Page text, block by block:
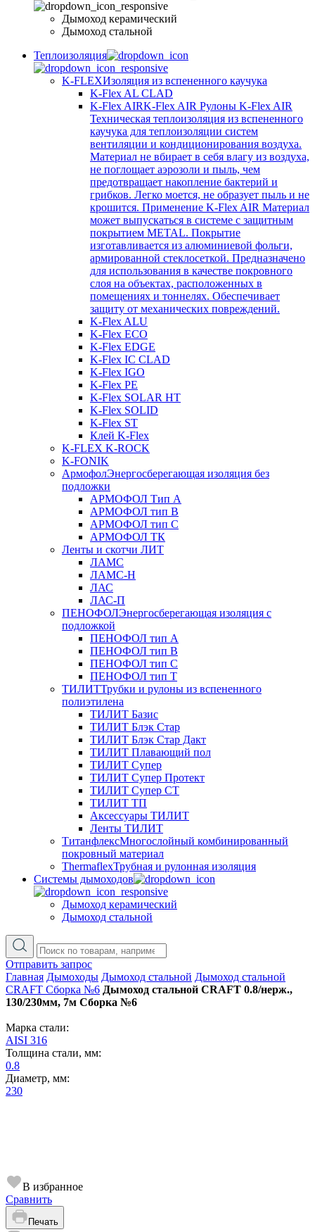
Дымоход керамический
Дымоход стальной
Теплоизоляция
K-FLEXИзоляция из вспененного каучука
K-Flex AL CLAD
K-Flex AIRK-Flex AIR Рулоны K-Flex AIR
Техническая теплоизоляция из вспененного
каучука для теплоизоляции систем
вентиляции и кондиционирования воздуха.
Материал не вбирает в себя влагу из воздуха,
не поглощает аэрозоли и пыль, чем
предотвращает накопление бактерий и
грибков. Легко моется, не образует пыль и не
крошится. Применение K-Flex AIR Материал
может выпускаться в системе c защитным
покрытием METAL. Покрытие
изготавливается из алюминиевой фольги,
армированной стеклосеткой. Предназначено
для использования в качестве покровного
слоя на объектах, расположенных в
помещениях и тоннелях. Обеспечивает
защиту от механических повреждений.
K-Flex ALU
K-Flex ECO
K-Flex EDGE
K-Flex IC CLAD
K-Flex IGO
K-Flex PE
K-Flex SOLAR HT
K-Flex SOLID
K-Flex ST
Клей K-Flex
K-FLEX K-ROCK
K-FONIK
АрмофолЭнергосберегающая изоляция без
подложки
АРМОФОЛ Тип А
АРМОФОЛ тип В
АРМОФОЛ тип C
АРМОФОЛ ТК
Ленты и скотчи ЛИТ
ЛАМС
ЛАМС-Н
ЛАС
ЛАС-П
ПЕНОФОЛЭнергосберегающая изоляция с
подложкой
ПЕНОФОЛ тип А
ПЕНОФОЛ тип B
ПЕНОФОЛ тип C
ПЕНОФОЛ тип T
ТИЛИТТрубки и рулоны из вспененного
полиэтилена
ТИЛИТ Базис
ТИЛИТ Блэк Стар
ТИЛИТ Блэк Стар Дакт
ТИЛИТ Плавающий пол
ТИЛИТ Супер
ТИЛИТ Супер Протект
ТИЛИТ Супер СТ
ТИЛИТ ТП
Аксессуары ТИЛИТ
Ленты ТИЛИТ
ТитанфлексМногослойный комбинированный
покровный материал
ThermaflexТрубная и рулонная изоляция
Cистемы дымоходов
Дымоход керамический
Дымоход стальной
Отправить запрос
Главная Дымоходы Дымоход стальной Дымоход стальной
CRAFT Сборка №6 Дымоход стальной CRAFT 0.8/нерж.,
130/230мм, 7м Сборка №6
Марка стали:
AISI 316
Толщина стали, мм:
0.8
Диаметр, мм:
230
В избранное
Сравнить
Печать